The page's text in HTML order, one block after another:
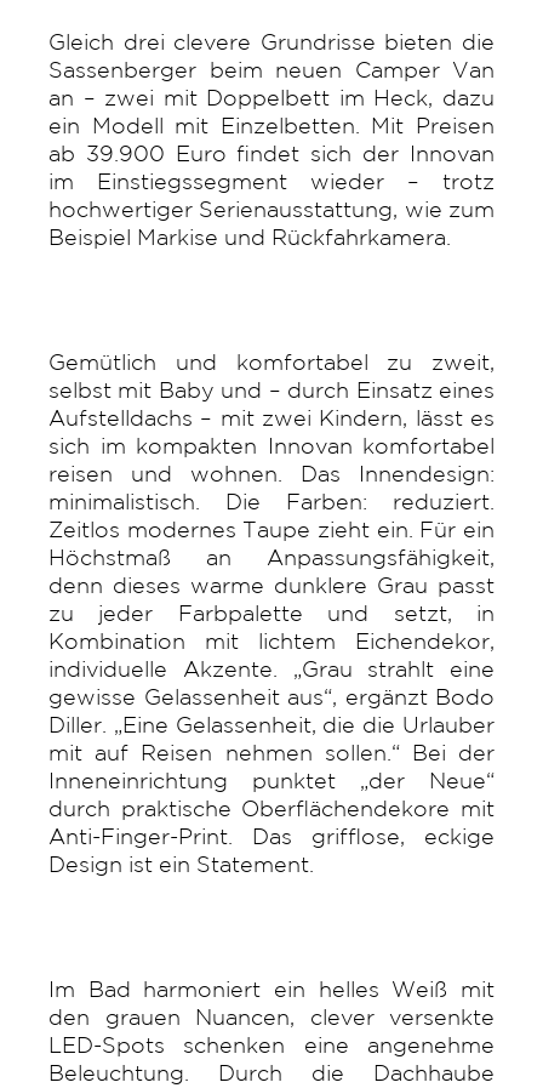
Gleich drei clevere Grundrisse bieten die
Sassenberger beim neuen Camper Van
an – zwei mit Doppelbett im Heck, dazu
ein Modell mit Einzelbetten. Mit Preisen
ab 39.900 Euro findet sich der Innovan
im Einstiegssegment wieder – trotz
hochwertiger Serienausstattung, wie zum
Beispiel Markise und Rückfahrkamera.
Gemütlich und komfortabel zu zweit,
selbst mit Baby und – durch Einsatz eines
Aufstelldachs – mit zwei Kindern, lässt es
sich im kompakten Innovan komfortabel
reisen und wohnen. Das Innendesign:
minimalistisch. Die Farben: reduziert.
Zeitlos modernes Taupe zieht ein. Für ein
Höchstmaß an Anpassungsfähigkeit,
denn dieses warme dunklere Grau passt
zu jeder Farbpalette und setzt, in
Kombination mit lichtem Eichendekor,
individuelle Akzente. „Grau strahlt eine
gewisse Gelassenheit aus“, ergänzt Bodo
Diller. „Eine Gelassenheit, die die Urlauber
mit auf Reisen nehmen sollen.“ Bei der
Inneneinrichtung punktet „der Neue“
durch praktische Oberflächendekore mit
Anti-Finger-Print. Das grifflose, eckige
Design ist ein Statement.
Im Bad harmoniert ein helles Weiß mit
den grauen Nuancen, clever versenkte
LED-Spots schenken eine angenehme
Beleuchtung. Durch die Dachhaube